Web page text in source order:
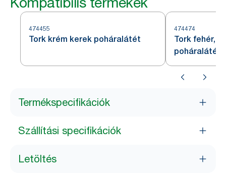
474455
Tork krém kerek poháralátét
474474
Tork fehér,
poháralátét
Termékspecifikációk
Szállítási specifikációk
Letöltés